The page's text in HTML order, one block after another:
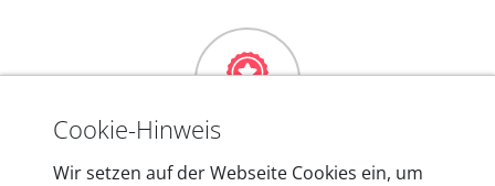
Mehr als 10 Jahre Erfahrung
Cookie-Hinweis
Wir setzen auf der Webseite Cookies ein, um